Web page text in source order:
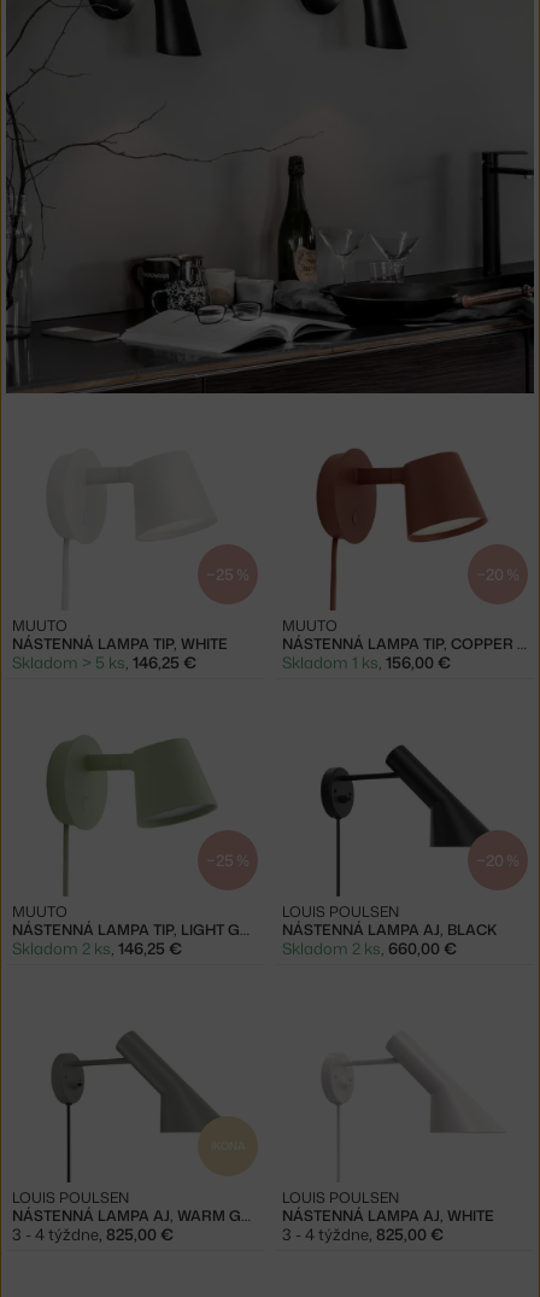
−25 %
NÁSTENNÁ LAMPA TIP, WHITE
MUUTO
Skladom > 5 ks, 146,25 €
−20 %
NÁSTENNÁ LAMPA TIP, COPPER BROWN
MUUTO
Skladom 1 ks, 156,00 €
−25 %
NÁSTENNÁ LAMPA TIP, LIGHT GREEN
MUUTO
Skladom 2 ks, 146,25 €
−20 %
NÁSTENNÁ LAMPA AJ, BLACK
LOUIS POULSEN
Skladom 2 ks, 660,00 €
IKONA
NÁSTENNÁ LAMPA AJ, WARM GREY
LOUIS POULSEN
3 - 4 týždne, 825,00 €
NÁSTENNÁ LAMPA AJ, WHITE
LOUIS POULSEN
3 - 4 týždne, 825,00 €